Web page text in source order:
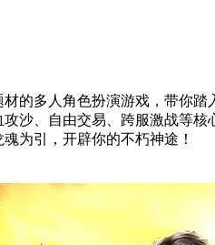
材的多人角色扮演游戏，带你
沙、自由交易、跨服激战等
为引，开辟你的不朽神途！